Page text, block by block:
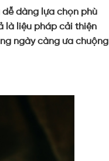
dàng lựa chọn phù
là liệu pháp cải thiện
ngày càng ưa chuộng